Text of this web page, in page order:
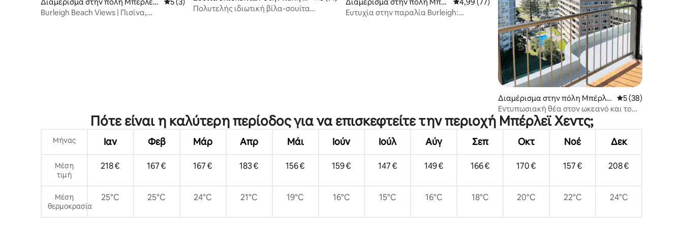
Χεντς
Burleigh Beach Views | Πισίνα,
αϊάμι
Πολυτελής ιδιωτική βίλα-σουίτα
ρλεϊ Χεντς
Ευτυχία στην παραλία Burleigh:
Διαμέρισμα στην πόλη Μπέρλεϊ
Χεντς
Μέση βαθμολογία:
5 (38)
Εντυπωσιακή θέα στον ωκεανό και το
ακρωτήρι
Πότε είναι η καλύτερη περίοδος για να επισκεφτείτε την περιοχή Μπέρλεϊ Χεντς;
Μήνας Ιαν Φεβ Μάρ Απρ Μάι Ιούν Ιούλ Αύγ Σεπ Οκτ Νοέ Δεκ
Μέση
τιμή
218 € 167 € 167 € 183 € 156 € 159 € 147 € 149 € 166 € 170 € 157 € 208 €
Μέση
θερμοκρασία
25°C 25°C 24°C 21°C 19°C 16°C 15°C 16°C 18°C 20°C 22°C 24°C